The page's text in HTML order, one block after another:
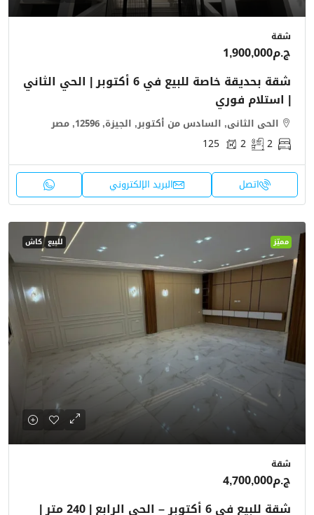
شقة
ج.م1,900,000
شقة بحديقة خاصة للبيع في 6 أكتوبر | الحي الثاني
| استلام فوري
الحى الثانى, السادس من أكتوبر, الجيزة, 12596, مصر
2
2
125
اتصل البريد الإلكتروني
مميّز للبيع كاش
شقة
ج.م4,700,000
شقة للبيع في 6 أكتوبر – الحي الرابع | 240 متر |